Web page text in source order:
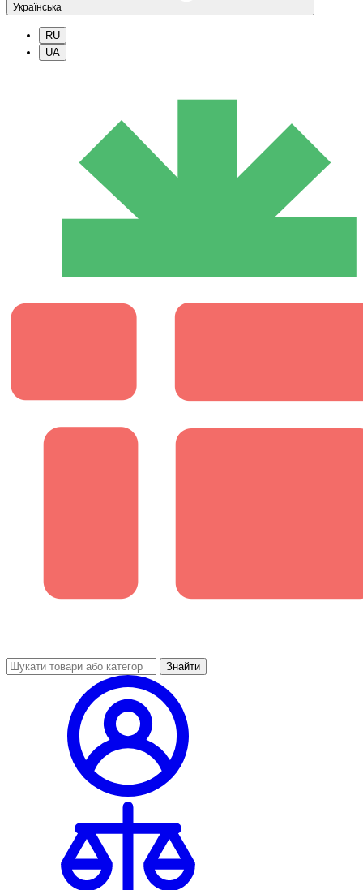
Українська
RU
UA
Знайти